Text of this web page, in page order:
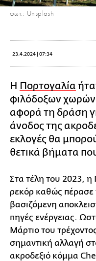
φωτ.: Unsplash
23.4.2024 | 07:34
Η Πορτογαλία
φιλόδοξων
αφορά τη δράση
άνοδος της
εκλογές θα
θετικά βήματα
Στα τέλη του 2023, η
ρεκόρ καθώς πέρασε
βασιζόμενη
πηγές ενέργειας.
Μάρτιο του
σημαντική αλλαγή
ακροδεξιό κόμμα